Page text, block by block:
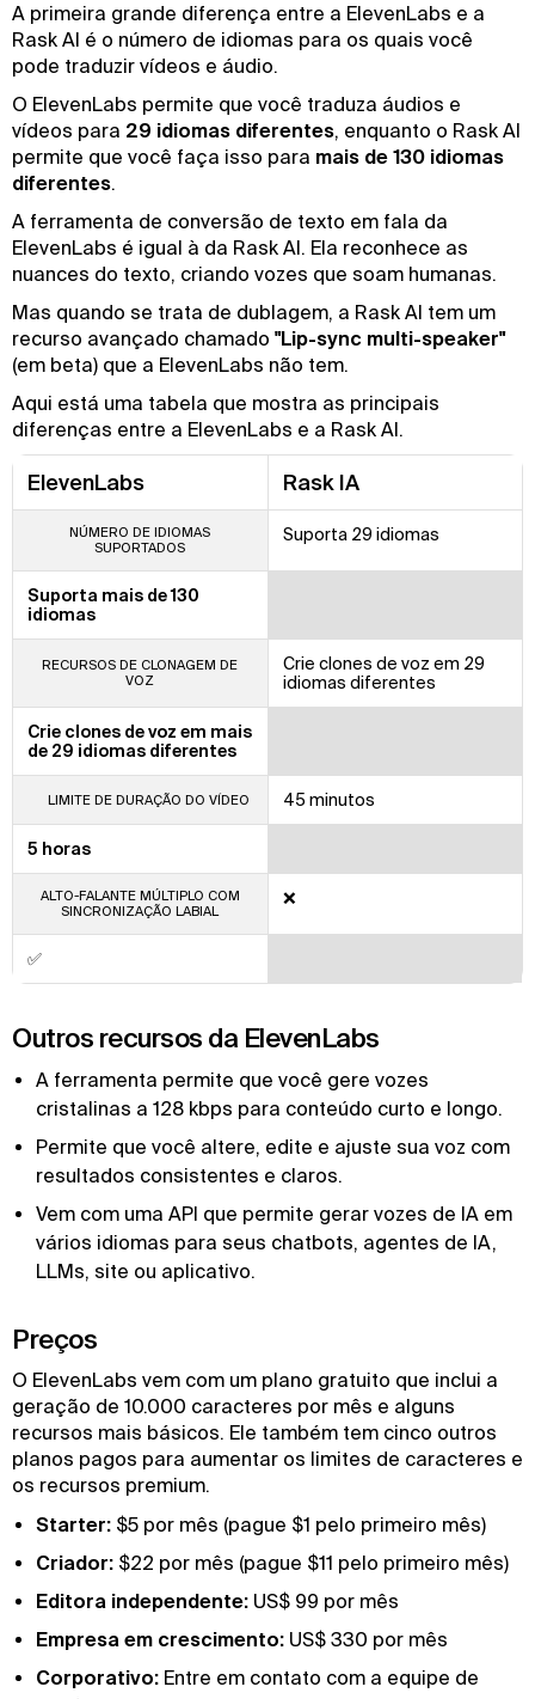
A primeira grande diferença entre a ElevenLabs e a
Rask AI é o número de idiomas para os quais você
pode traduzir vídeos e áudio.
O ElevenLabs permite que você traduza áudios e
vídeos para 29 idiomas diferentes, enquanto o Rask AI
permite que você faça isso para mais de 130 idiomas
diferentes.
A ferramenta de conversão de texto em fala da
ElevenLabs é igual à da Rask AI. Ela reconhece as
nuances do texto, criando vozes que soam humanas.
Mas quando se trata de dublagem, a Rask AI tem um
recurso avançado chamado "Lip-sync multi-speaker"
(em beta) que a ElevenLabs não tem.
Aqui está uma tabela que mostra as principais
diferenças entre a ElevenLabs e a Rask AI.
ElevenLabs Rask IA
NÚMERO DE IDIOMAS
SUPORTADOS
Suporta 29 idiomas
Suporta mais de 130
idiomas
RECURSOS DE CLONAGEM DE
VOZ
Crie clones de voz em 29
idiomas diferentes
Crie clones de voz em mais
de 29 idiomas diferentes
LIMITE DE DURAÇÃO DO VÍDEO 45 minutos
5 horas
ALTO-FALANTE MÚLTIPLO COM
SINCRONIZAÇÃO LABIAL
❌
✅
Outros recursos da ElevenLabs
A ferramenta permite que você gere vozes
cristalinas a 128 kbps para conteúdo curto e longo.
Permite que você altere, edite e ajuste sua voz com
resultados consistentes e claros.
Vem com uma API que permite gerar vozes de IA em
vários idiomas para seus chatbots, agentes de IA,
LLMs, site ou aplicativo.
Preços
O ElevenLabs vem com um plano gratuito que inclui a
geração de 10.000 caracteres por mês e alguns
recursos mais básicos. Ele também tem cinco outros
planos pagos para aumentar os limites de caracteres e
os recursos premium.
Starter: $5 por mês (pague $1 pelo primeiro mês)
Criador: $22 por mês (pague $11 pelo primeiro mês)
Editora independente: US$ 99 por mês
Empresa em crescimento: US$ 330 por mês
Corporativo: Entre em contato com a equipe de